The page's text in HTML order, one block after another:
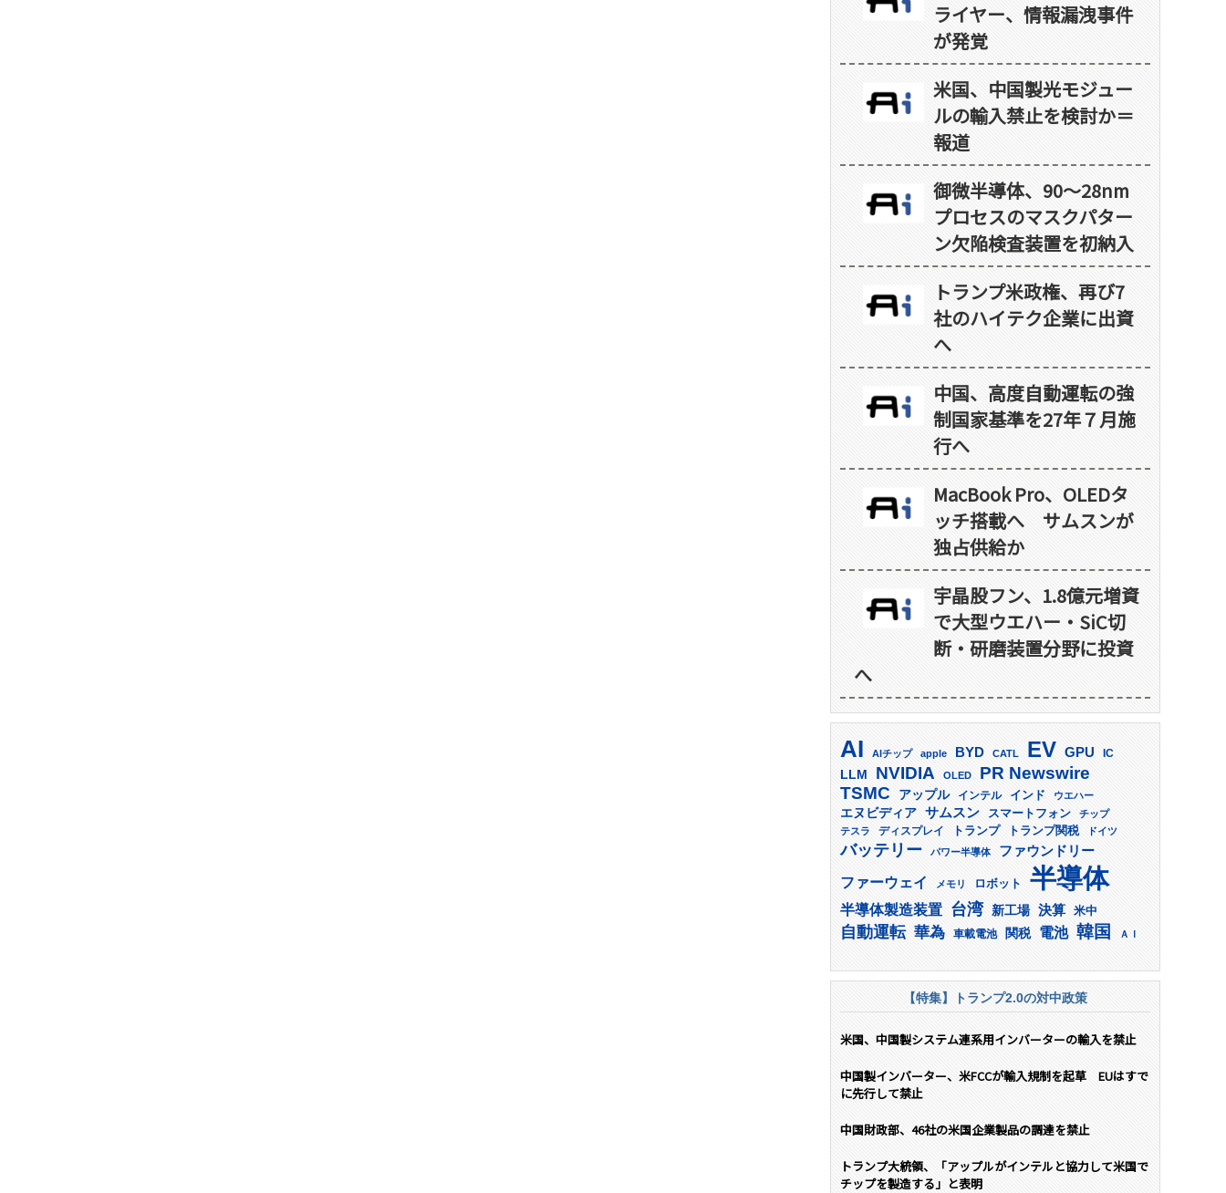
ライヤー、情報漏洩事件
が発覚
米国、中国製光モジュー
ルの輸入禁止を検討か＝
報道
御微半導体、90～28nm
プロセスのマスクパター
ン欠陥検査装置を初納入
トランプ米政権、再び7
社のハイテク企業に出資
へ
中国、高度自動運転の強
制国家基準を27年７月施
行へ
MacBook Pro、OLEDタ
ッチ搭載へ サムスンが
独占供給か
宇晶股フン、1.8億元増資
で大型ウエハー・SiC切
断・研磨装置分野に投資
へ
AI AIチップ apple BYD CATL EV GPU IC
LLM NVIDIA OLED PR Newswire
TSMC アップル インテル インド ウエハー
エヌビディア サムスン スマートフォン
チップ
テスラ
ディスプレイ トランプ トランプ関税 ドイツ
バッテリー パワー半導体 ファウンドリー
ファーウェイ メモリ ロボット 半導体
半導体製造装置 台湾 新工場 決算 米中
自動運転 華為 車載電池 関税 電池 韓国 ＡＩ
【特集】トランプ2.0の対中政策
米国、中国製システム連系用インバーターの輸入を禁止
中国製インバーター、米FCCが輸入規制を起草 EUはすで
に先行して禁止
中国財政部、46社の米国企業製品の調達を禁止
トランプ大統領、「アップルがインテルと協力して米国で
チップを製造する」と表明